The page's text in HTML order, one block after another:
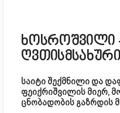
ხოსროშვილი
ღვთისმსახური
საიტი შექმნილი და
ფეიქრიშვილის მიერ,
ცნობადობის გაზრდის